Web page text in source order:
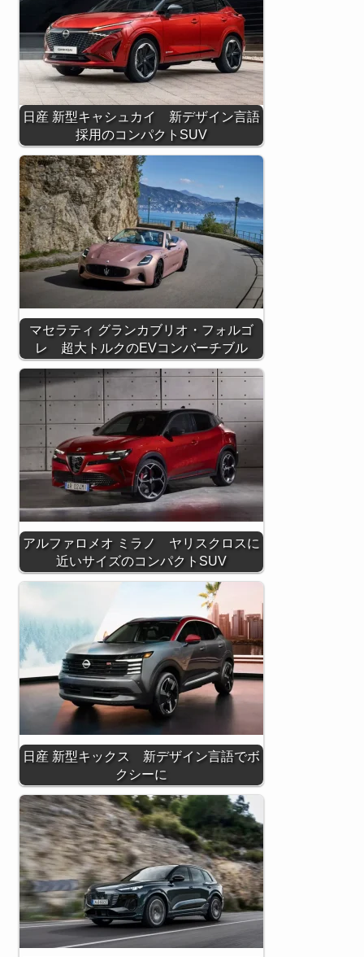
日産 新型キャシュカイ 新デザイン言語
採用のコンパクトSUV
マセラティ グランカブリオ・フォルゴ
レ 超大トルクのEVコンバーチブル
アルファロメオ ミラノ ヤリスクロスに
近いサイズのコンパクトSUV
日産 新型キックス 新デザイン言語でボ
クシーに